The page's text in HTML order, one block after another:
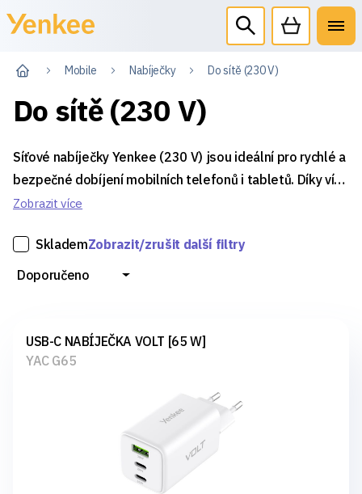
Mobile Nabíječky Do sítě (230 V)
Do sítě (230 V)
Síťové nabíječky Yenkee (230 V) jsou ideální pro rychlé a
bezpečné dobíjení mobilních telefonů i tabletů. Díky více
USB portům lze nabíjet více zařízení najednou, přičemž
efektivní výkon. Nabíječky mají ochranu proti přehřátí a
přepětí a jejich moderní design se hodí do domácnosti i
Zobrazit více
SklademZobrazit/zrušit další filtry
Doporučeno
USB-C NABÍJEČKA VOLT [65 W]
YAC G65